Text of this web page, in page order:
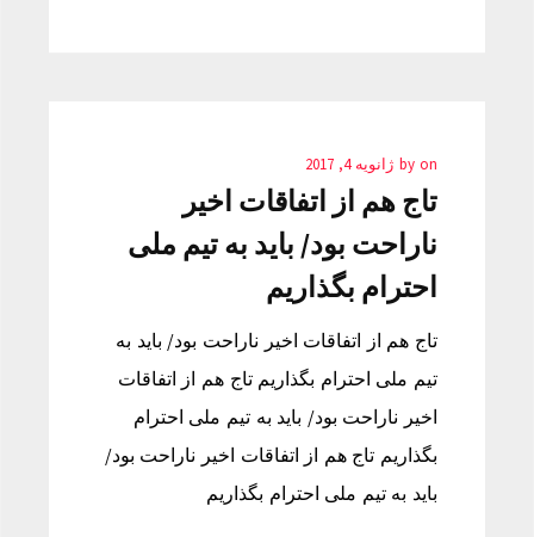
by on ژانویه 4, 2017
تاج هم از اتفاقات اخیر
ناراحت بود/ باید به تیم ملی
احترام بگذاریم
تاج هم از اتفاقات اخیر ناراحت بود/ باید به
تیم ملی احترام بگذاریم تاج هم از اتفاقات
اخیر ناراحت بود/ باید به تیم ملی احترام
بگذاریم تاج هم از اتفاقات اخیر ناراحت بود/
باید به تیم ملی احترام بگذاریم